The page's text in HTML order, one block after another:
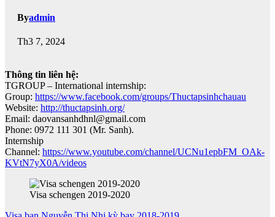
Byadmin
Th3 7, 2024
Thông tin liên hệ:
TGROUP – International internship:
Group: https://www.facebook.com/groups/Thuctapsinhchauau
Website: http://thuctapsinh.org/
Email: daovansanhdhnl@gmail.com
Phone: 0972 111 301 (Mr. Sanh).
Internship
Channel: https://www.youtube.com/channel/UCNu1epbFM_OAk-
KVtN7yX0A/videos
Visa schengen 2019-2020